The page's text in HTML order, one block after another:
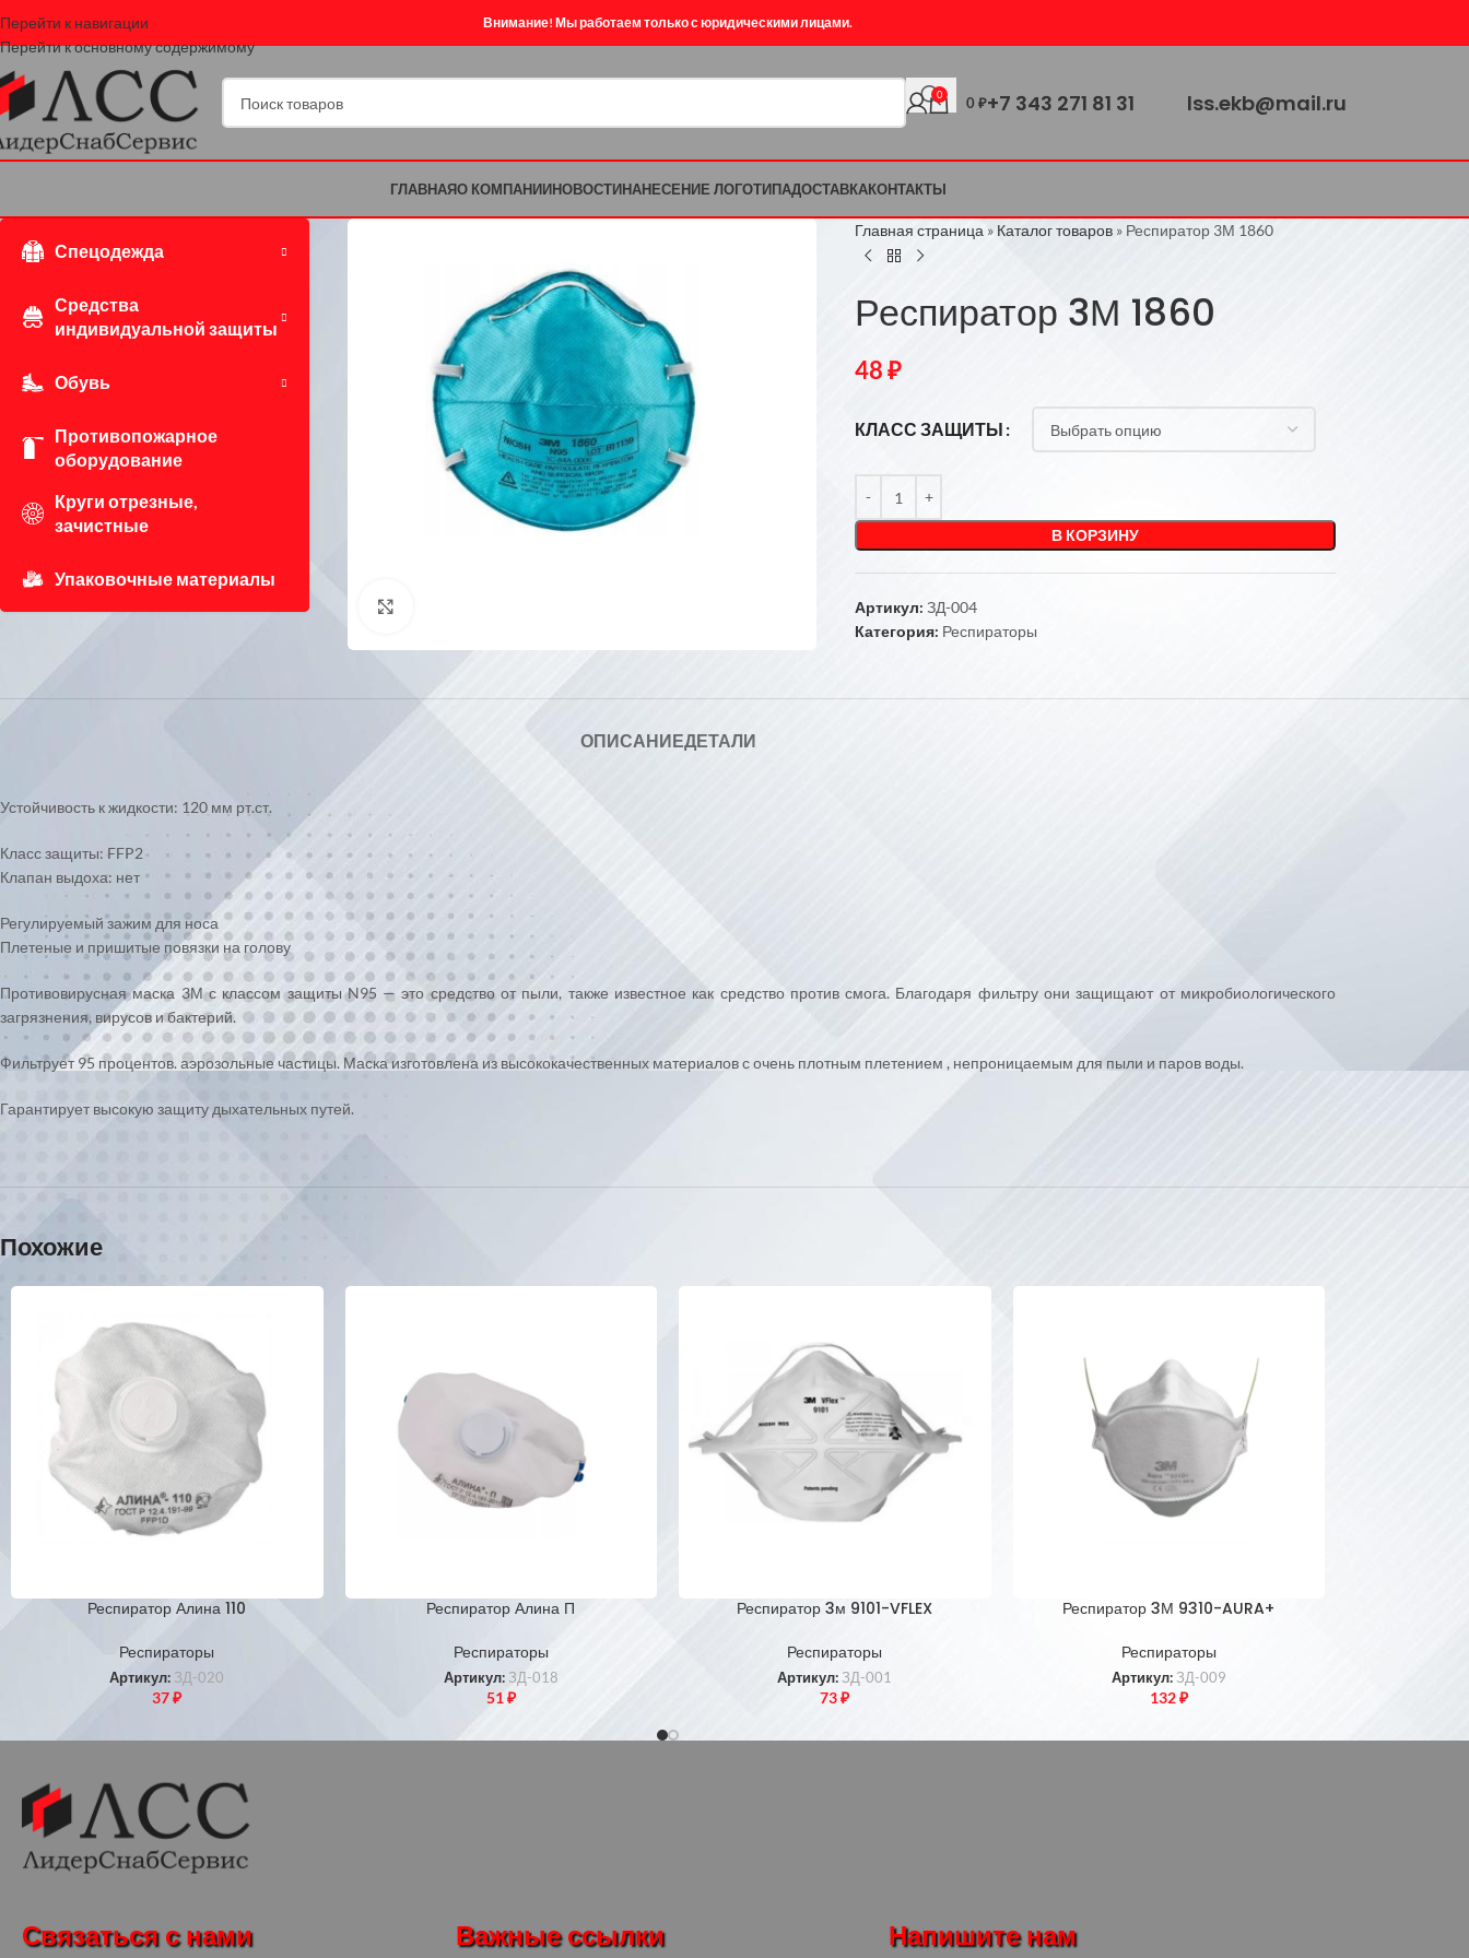
Перейти к навигации
Перейти к основному содержимому
Внимание! Мы работаем только с юридическими лицами.
0 0 ₽+7 343 271 81 31 lss.ekb@mail.ru
ГЛАВНАЯО КОМПАНИИНОВОСТИНАНЕСЕНИЕ ЛОГОТИПАДОСТАВКАКОНТАКТЫ
Спецодежда
Средства
индивидуальной защиты
Обувь
Противопожарное
оборудование
Круги отрезные,
зачистные
Упаковочные материалы
Главная страница » Каталог товаров » Респиратор 3М 1860
Респиратор 3М 1860
48₽
КЛАСС ЗАЩИТЫ
В КОРЗИНУ
Артикул:ЗД-004
Категория: Респираторы
ОПИСАНИЕДЕТАЛИ
Устойчивость к жидкости: 120 мм рт.ст.
Класс защиты: FFP2
Клапан выдоха: нет
Регулируемый зажим для носа
Плетеные и пришитые повязки на голову
Противовирусная маска 3М с классом защиты N95 — это средство от пыли, также известное как средство против смога. Благодаря фильтру они защищают от микробиологического
загрязнения, вирусов и бактерий.
Фильтрует 95 процентов. аэрозольные частицы. Маска изготовлена из высококачественных материалов с очень плотным плетением , непроницаемым для пыли и паров воды.
Гарантирует высокую защиту дыхательных путей.
Похожие
Респиратор Алина 110
Респираторы
Артикул: ЗД-020
37₽
Респиратор Алина П
Респираторы
Артикул: ЗД-018
51₽
Респиратор 3м 9101-VFLEX
Респираторы
Артикул:ЗД-001
73₽
Респиратор 3М 9310-AURA+
Респираторы
Артикул: ЗД-009
132₽
Связаться с нами Важные ссылки Напишите нам